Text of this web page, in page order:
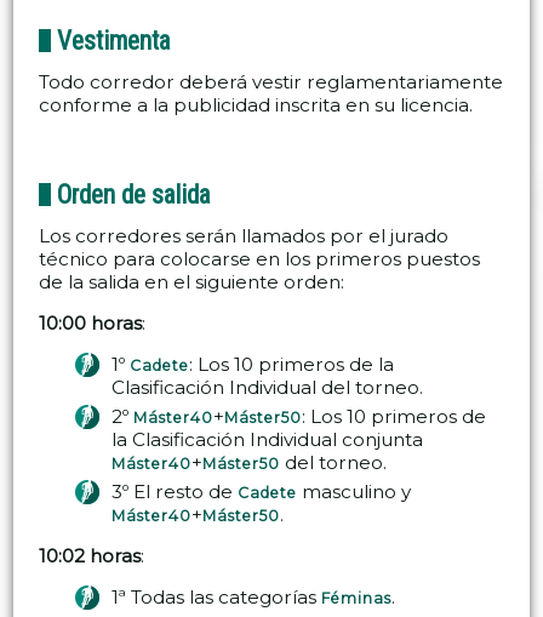
Vestimenta
Todo corredor deberá vestir reglamentariamente
conforme a la publicidad inscrita en su licencia.
Orden de salida
Los corredores serán llamados por el jurado
técnico para colocarse en los primeros puestos
de la salida en el siguiente orden:
10:00 horas:
1º Cadete: Los 10 primeros de la
Clasificación Individual del torneo.
2º Máster40+Máster50: Los 10 primeros de
la Clasificación Individual conjunta
Máster40+Máster50 del torneo.
3º El resto de Cadete masculino y
Máster40+Máster50.
10:02 horas:
1ª Todas las categorías Féminas.